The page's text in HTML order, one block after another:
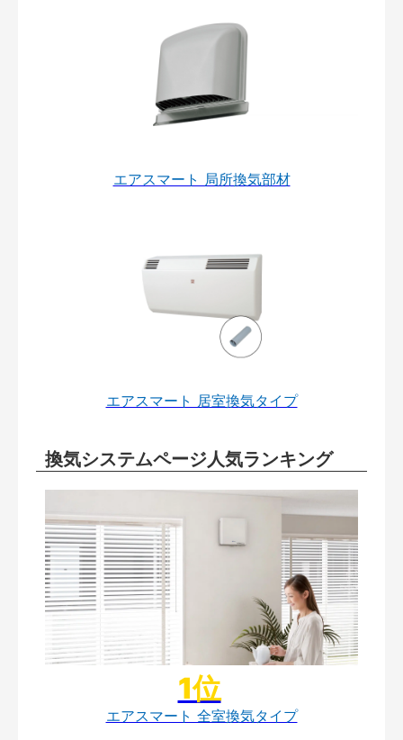
エアスマート 局所換気部材
エアスマート 居室換気タイプ
換気システムページ人気ランキング
エアスマート 全室換気タイプ